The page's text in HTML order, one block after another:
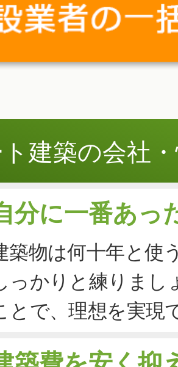
建築の会社
分に一番あっ
築物は何十年と使
っかりと練りまし
とで、理想を実現